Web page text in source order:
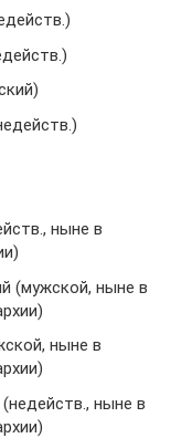
ныне в
(мужской, ныне в
ныне в
ныне в